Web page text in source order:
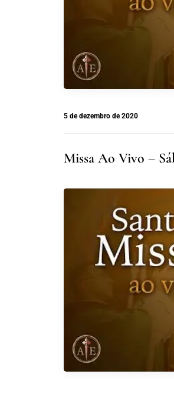
5 de dezembro de 2020
Missa Ao Vivo –